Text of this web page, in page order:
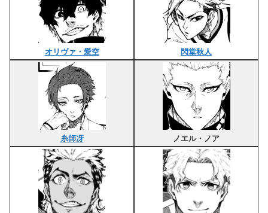
オリヴァ・愛空 閃堂秋人
糸師冴 ノエル・ノア